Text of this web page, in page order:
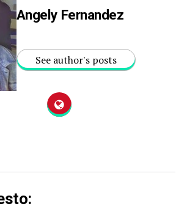
Angely Fernandez
See author's posts